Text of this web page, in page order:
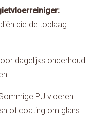
die de toplaag
dagelijks onderhoud
PU vloeren
of coating om glans